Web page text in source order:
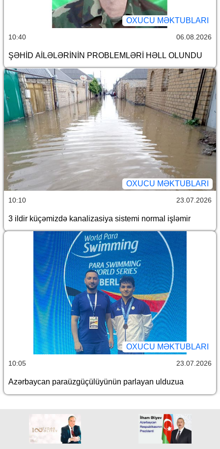
OXUCU MƏKTUBLARI
10:40 06.08.2026
ŞƏHİD AİLƏLƏRİNİN PROBLEMLƏRİ HƏLL OLUNDU
OXUCU MƏKTUBLARI
10:10 23.07.2026
3 ildir küçəmizdə kanalizasiya sistemi normal işləmir
OXUCU MƏKTUBLARI
10:05 23.07.2026
Azərbaycan paraüzgüçülüyünün parlayan ulduzua